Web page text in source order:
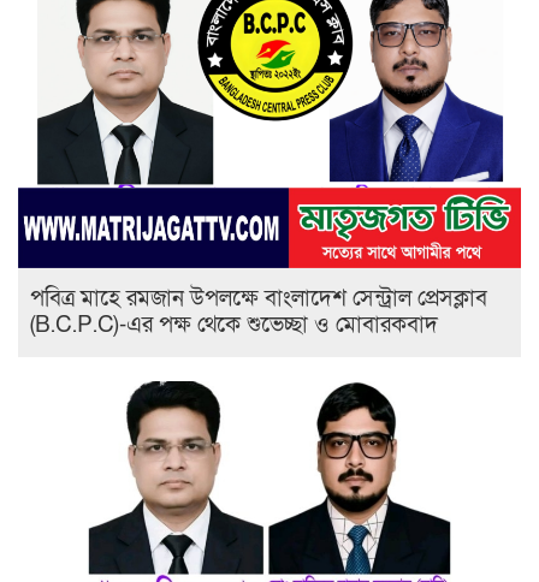
পবিত্র মাহে রমজান উপলক্ষে বাংলাদেশ সেন্ট্রাল প্রেসক্লাব
(B.C.P.C)-এর পক্ষ থেকে শুভেচ্ছা ও মোবারকবাদ